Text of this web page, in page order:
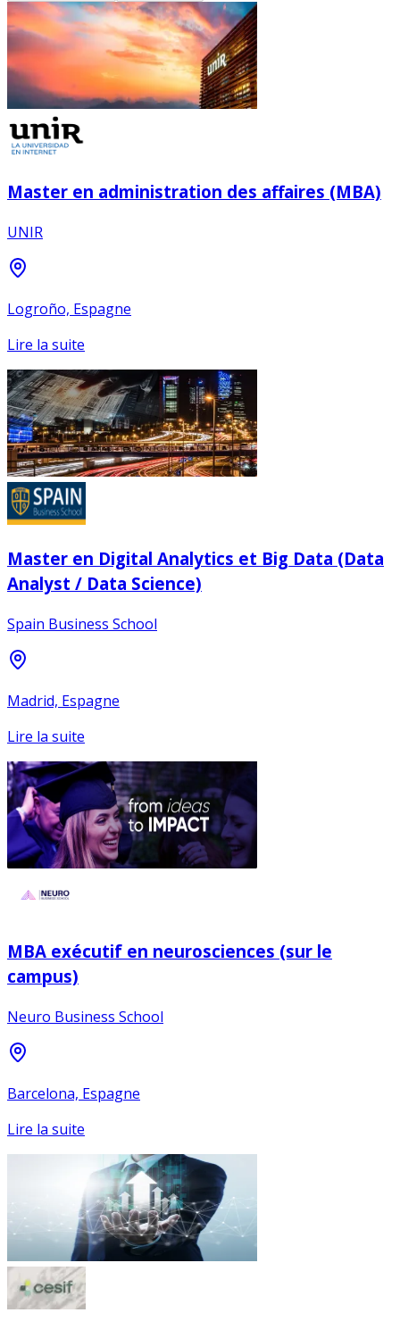
Master en administration des affaires (MBA)
UNIR
Logroño, Espagne
Lire la suite
Master en Digital Analytics et Big Data (Data
Analyst / Data Science)
Spain Business School
Madrid, Espagne
Lire la suite
MBA exécutif en neurosciences (sur le
campus)
Neuro Business School
Barcelona, Espagne
Lire la suite